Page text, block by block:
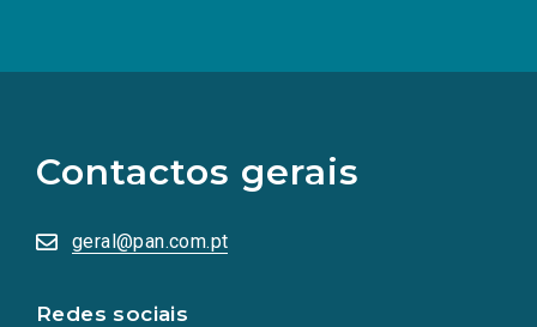
Contactos gerais
geral@pan.com.pt
Redes sociais
redes
sociais
numa
nova